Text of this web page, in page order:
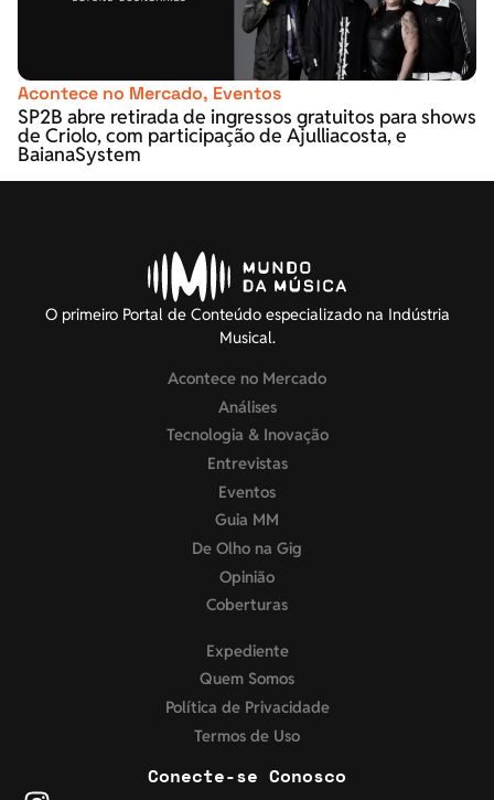
Acontece no Mercado, Eventos
SP2B abre retirada de ingressos gratuitos para shows
de Criolo, com participação de Ajulliacosta, e
BaianaSystem
O primeiro Portal de Conteúdo especializado na Indústria
Musical.
Acontece no Mercado
Análises
Tecnologia & Inovação
Entrevistas
Eventos
Guia MM
De Olho na Gig
Opinião
Coberturas
Expediente
Quem Somos
Política de Privacidade
Termos de Uso
Conecte-se Conosco